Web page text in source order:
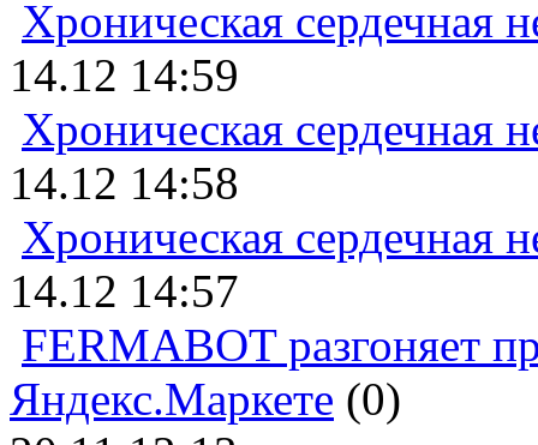
Хроническая сердечная
14.12 14:59
Хроническая сердечная
14.12 14:58
Хроническая сердечная
14.12 14:57
FERMABOT разгоняет
Яндекс.Маркете (0)